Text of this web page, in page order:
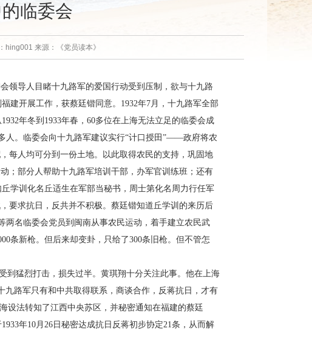
的临委会
来源：《党员读本》
领导人目睹十九路军的爱国行动受到压制，欲与十九路
建开展工作，获蔡廷锴同意。1932年7月，十九路军全部
年冬到1933年春，60多位在上海无法立足的临委会成
人。临委会向十九路军建议实行“计口授田”——政府将农
每人均可分到一份土地。以此取得农民的支持，巩固地
；部分人帮助十九路军培训干部，办军官训练班；还有
学训化名丘适生在军部当秘书，周士第化名周力行任军
要求抗日，反共并不积极。蔡廷锴知道丘学训的来历后
两名临委会党员到闽南从事农民运动，着手建立农民武
条新枪。但后来却变卦，只给了300条旧枪。但不管怎
猛烈打击，损失过半。黄琪翔十分关注此事。他在上海
路军只有和中共取得联系，商谈合作，反蒋抗日，才有
设法转知了江西中央苏区，并秘密通知在福建的蔡廷
年10月26日秘密达成抗日反蒋初步协定21条，从而解